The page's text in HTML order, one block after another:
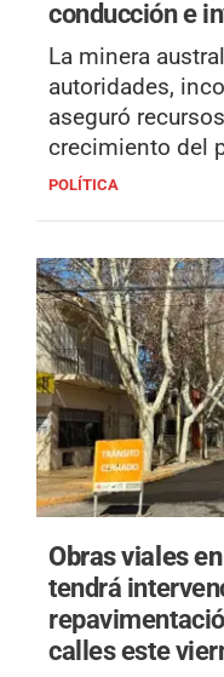
conducción e
La minera
autoridades,
aseguró
crecimiento del
POLÍTICA
Obras viales
tendrá
calles este